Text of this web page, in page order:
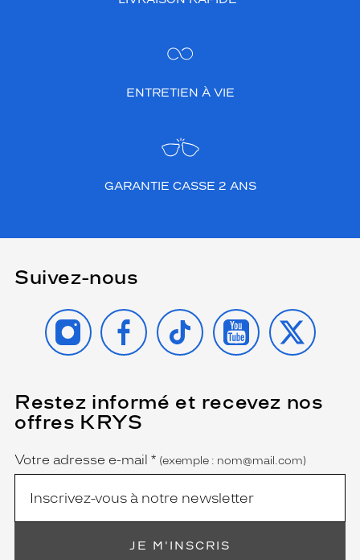
ENTRETIEN À VIE
GARANTIE CASSE 2 ANS
Suivez-nous
INSTAGRAMFACEBOOK
TIKTOK YOUTUBE
X
Restez informé et recevez nos
offres KRYS
Name
Votre adresse e-mail *
(Ce
champ
est
(exemple : nom@mail.com)
JE M'INSCRIS